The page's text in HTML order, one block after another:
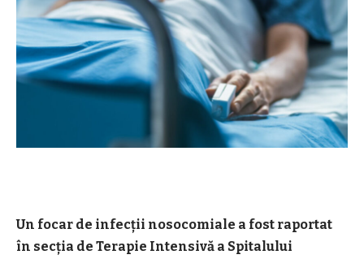
Un focar de infecții nosocomiale a fost raportat
în secția de Terapie Intensivă a Spitalului